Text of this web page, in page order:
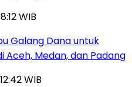
WIB
Galang Dana untuk
Aceh, Medan, dan Padang
WIB